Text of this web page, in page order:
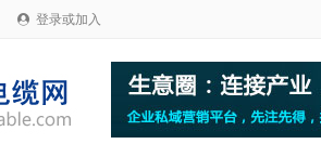
 登录或加入